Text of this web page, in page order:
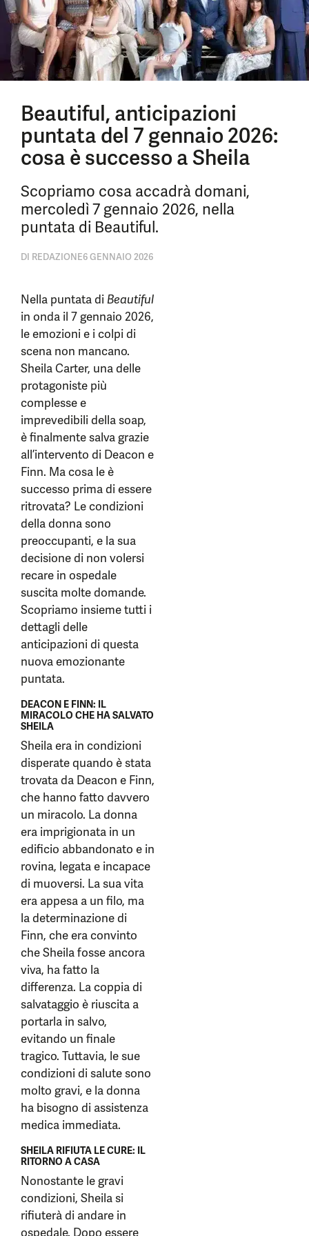
Beautiful, anticipazioni
puntata del 7 gennaio 2026:
cosa è successo a Sheila
Scopriamo cosa accadrà domani,
mercoledì 7 gennaio 2026, nella
puntata di Beautiful.
DI REDAZIONE6 GENNAIO 2026
Nella puntata di Beautiful
in onda il 7 gennaio 2026,
le emozioni e i colpi di
scena non mancano.
Sheila Carter, una delle
protagoniste più
complesse e
imprevedibili della soap,
è finalmente salva grazie
all’intervento di Deacon e
Finn. Ma cosa le è
successo prima di essere
ritrovata? Le condizioni
della donna sono
preoccupanti, e la sua
decisione di non volersi
recare in ospedale
suscita molte domande.
Scopriamo insieme tutti i
dettagli delle
anticipazioni di questa
nuova emozionante
puntata.
DEACON E FINN: IL
MIRACOLO CHE HA SALVATO
SHEILA
Sheila era in condizioni
disperate quando è stata
trovata da Deacon e Finn,
che hanno fatto davvero
un miracolo. La donna
era imprigionata in un
edificio abbandonato e in
rovina, legata e incapace
di muoversi. La sua vita
era appesa a un filo, ma
la determinazione di
Finn, che era convinto
che Sheila fosse ancora
viva, ha fatto la
differenza. La coppia di
salvataggio è riuscita a
portarla in salvo,
evitando un finale
tragico. Tuttavia, le sue
condizioni di salute sono
molto gravi, e la donna
ha bisogno di assistenza
medica immediata.
SHEILA RIFIUTA LE CURE: IL
RITORNO A CASA
Nonostante le gravi
condizioni, Sheila si
rifiuterà di andare in
ospedale. Dopo essere